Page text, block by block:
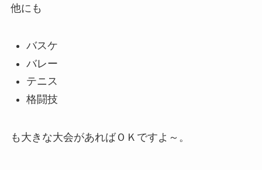
他にも
バスケ
バレー
テニス
格闘技
も大きな大会があればＯＫですよ～。